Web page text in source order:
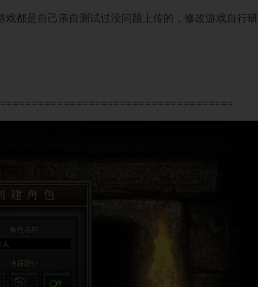
都是自己亲自测试过没问题上传的，修改游戏自行研